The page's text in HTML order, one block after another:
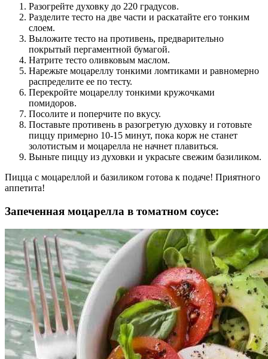
Разогрейте духовку до 220 градусов.
Разделите тесто на две части и раскатайте его тонким
слоем.
Выложите тесто на противень, предварительно
покрытый пергаментной бумагой.
Натрите тесто оливковым маслом.
Нарежьте моцареллу тонкими ломтиками и равномерно
распределите ее по тесту.
Перекройте моцареллу тонкими кружочками
помидоров.
Посолите и поперчите по вкусу.
Поставьте противень в разогретую духовку и готовьте
пиццу примерно 10-15 минут, пока корж не станет
золотистым и моцарелла не начнет плавиться.
Выньте пиццу из духовки и украсьте свежим базиликом.
Пицца с моцареллой и базиликом готова к подаче! Приятного
аппетита!
Запеченная моцарелла в томатном соусе: